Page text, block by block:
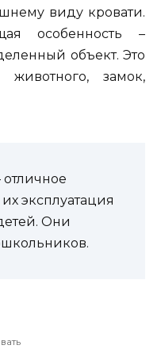
виду кровати.
особенность –
объект. Это
замок,
эксплуатация
Они